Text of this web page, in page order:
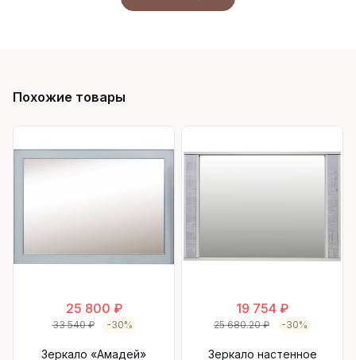
Похожие товары
25 800 ₽
33 540 ₽ -30%
Зеркало «Амадей»
19 754 ₽
25 680.20 ₽ -30%
Зеркало настенное